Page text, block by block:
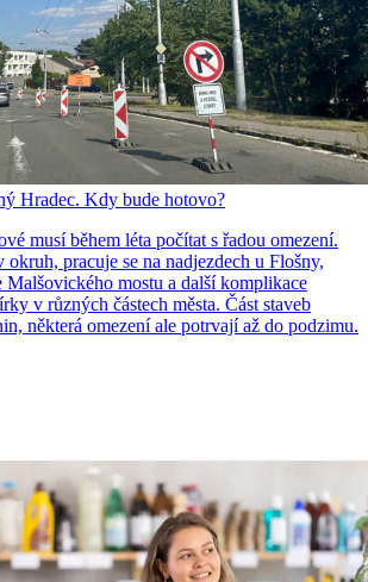
Hradec. Kdy bude hotovo?
musí během léta počítat s řadou omezení.
okruh, pracuje se na nadjezdech u Flošny,
Malšovického mostu a další komplikace
v různých částech města. Část staveb
některá omezení ale potrvají až do podzimu.